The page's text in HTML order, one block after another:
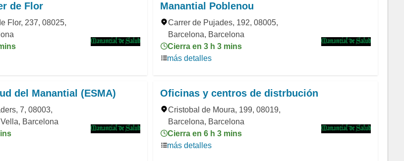
de Flor
Flor, 237, 08025,
Manantial Poblenou
Carrer de Pujades, 192, 08005,
Barcelona, Barcelona
Cierra en 3 h 3 mins
más detalles
del Manantial (ESMA)
7, 08003,
Barcelona
Oficinas y centros de distrbución
Cristobal de Moura, 199, 08019,
Barcelona, Barcelona
Cierra en 6 h 3 mins
más detalles